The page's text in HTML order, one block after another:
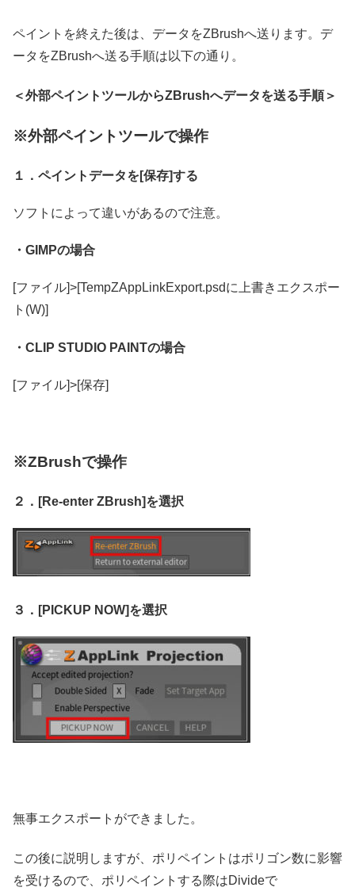
ペイントを終えた後は、データをZBrushへ送ります。デ
ータをZBrushへ送る手順は以下の通り。
＜外部ペイントツールからZBrushへデータを送る手順＞
※外部ペイントツールで操作
１．ペイントデータを[保存]する
ソフトによって違いがあるので注意。
・GIMPの場合
[ファイル]>[TempZAppLinkExport.psdに上書きエクスポー
ト(W)]
・CLIP STUDIO PAINTの場合
[ファイル]>[保存]
※ZBrushで操作
２．[Re-enter ZBrush]を選択
３．[PICKUP NOW]を選択
無事エクスポートができました。
この後に説明しますが、ポリペイントはポリゴン数に影響
を受けるので、ポリペイントする際はDivideで